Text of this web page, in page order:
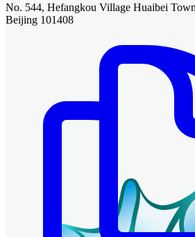
No. 544, Hefangkou Village Huaibei
Beijing 101408